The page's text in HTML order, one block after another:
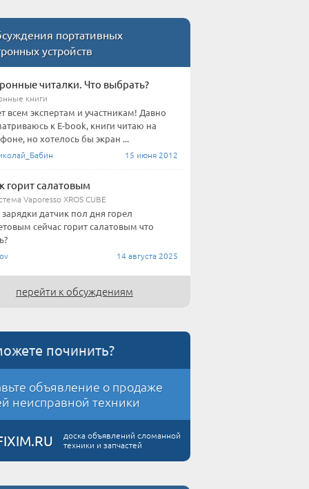
портативных
устройств
читалки. Что выбрать?
книги
всем экспертам и участникам! Давно
к E-book, книги читаю на
но хотелось бы экран ...
15 июня 2012
горит салатовым
Vaporesso XROS CUBE
зарядки датчик пол дня горел
сейчас горит салатовым что
14 августа 2025
перейти к обсуждениям
починить?
объявление о продаже
неисправной техники
доска объявлений сломанной
техники и запчастей